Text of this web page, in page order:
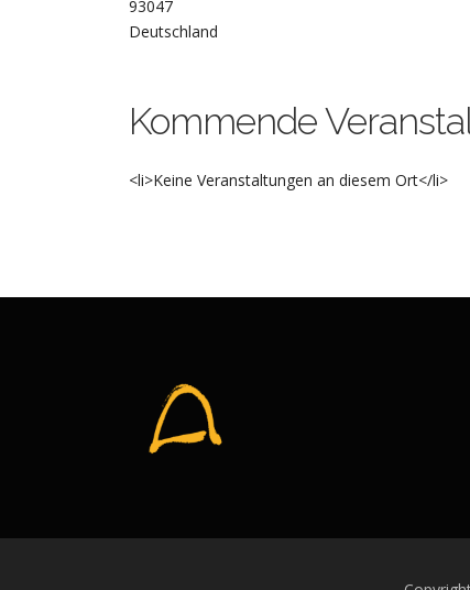
93047
Deutschland
Kommende
<li>Keine Veranstaltungen an diesem Ort</li>